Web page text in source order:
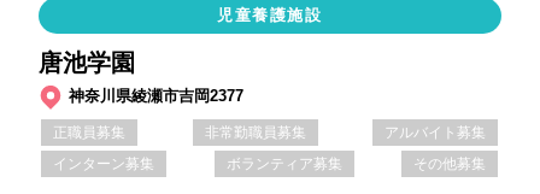
児童養護施設
唐池学園
神奈川県綾瀬市吉岡2377
正職員募集 非常勤職員募集
アルバイト募集
インターン募集
ボランティア募集 その他募集